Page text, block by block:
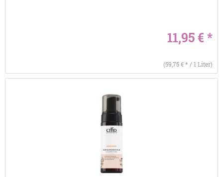
11,95 € *
(59,75 € * / 1 Liter)